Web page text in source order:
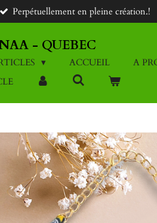
Perpétuellement en pleine création.!
- QUEBEC
ACCUEIL
A